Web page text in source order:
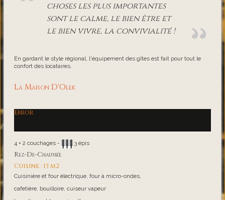
choses les plus importantes
sont le calme, le bien être et
le bien vivre, la convivialité !
En gardant le style régional, l'équipement des gîtes est fait pour tout le
confort des locataires.
La Maison D'Olek
Error
4 + 2 couchages - 3 épis
Rez-De-Chaussée
Cuisine : 13 m2
Cuisinière et four électrique, four à micro-ondes,
cafetière, bouilloire, cuiseur vapeur